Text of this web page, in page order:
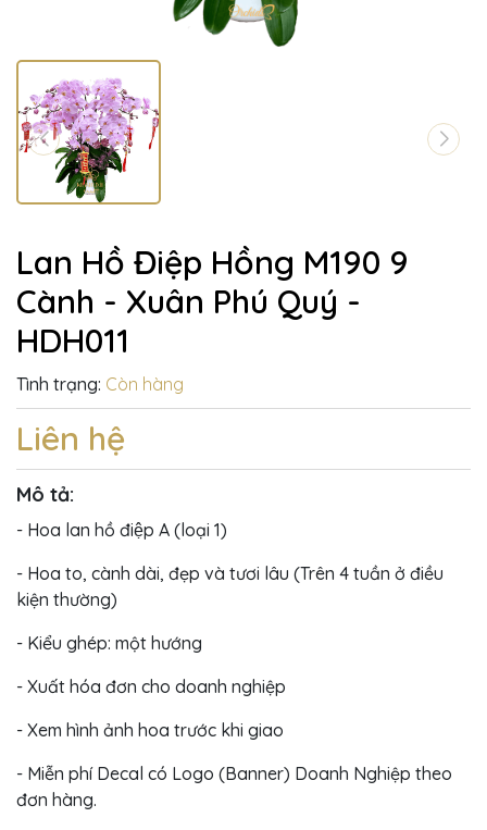
Lan Hồ Điệp Hồng M190 9
Cành - Xuân Phú Quý -
HDH011
Tình trạng: Còn hàng
Liên hệ
Mô tả:
- Hoa lan hồ điệp A (loại 1)
- Hoa to, cành dài, đẹp và tươi lâu (Trên 4 tuần ở điều
kiện thường)
- Kiểu ghép: một hướng
- Xuất hóa đơn cho doanh nghiệp
- Xem hình ảnh hoa trước khi giao
- Miễn phí Decal có Logo (Banner) Doanh Nghiệp theo
đơn hàng.